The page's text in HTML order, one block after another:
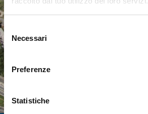
Selezione
del
consenso
Necessari
Preferenze
Statistiche